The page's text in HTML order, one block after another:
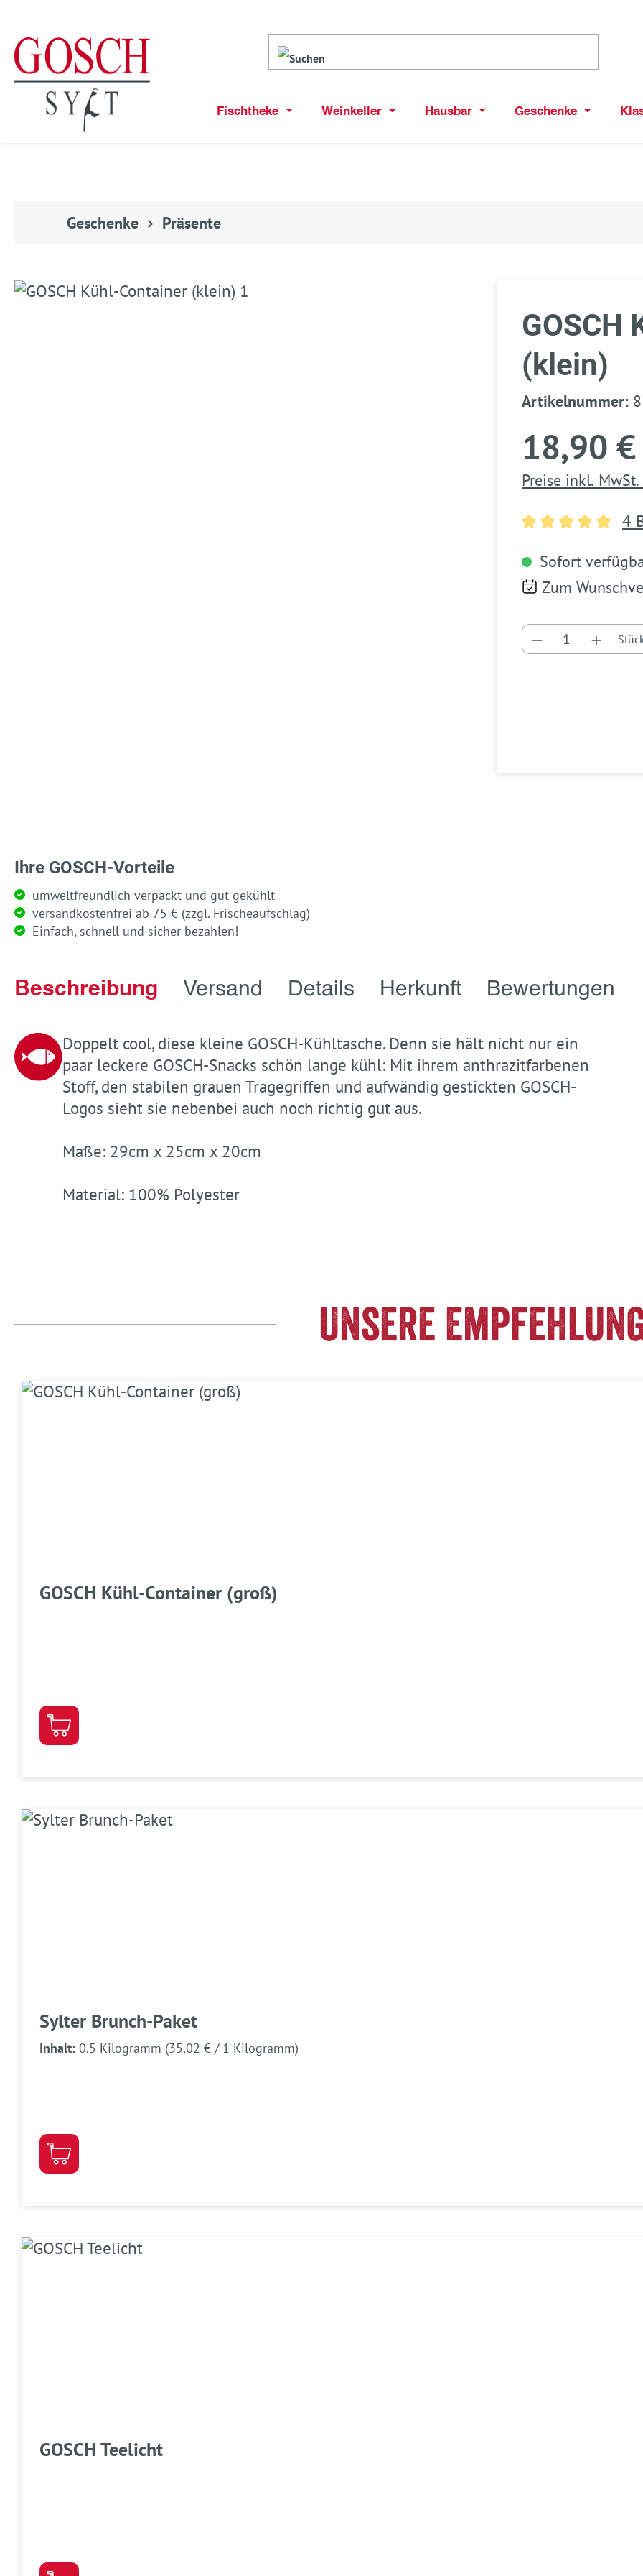
Fischtheke Weinkeller Hausbar Geschenke
Geschenke Präsente
Bildergalerie überspringen
GOSCH
(klein)
Artikelnummer:
18,90 €
Preise inkl.
4
Sofort
Zum
Produkt
Ihre GOSCH-Vorteile
umweltfreundlich verpackt und gut gekühlt
versandkostenfrei ab 75 € (zzgl. Frischeaufschlag)
Einfach, schnell und sicher bezahlen!
Beschreibung Versand Details Herkunft Bewertungen
Doppelt cool, diese kleine GOSCH-Kühltasche. Denn sie hält nicht nur ein
paar leckere GOSCH-Snacks schön lange kühl: Mit ihrem anthrazitfarbenen
Stoff, den stabilen grauen Tragegriffen und aufwändig gestickten GOSCH-
Logos sieht sie nebenbei auch noch richtig gut aus.
Maße: 29cm x 25cm x 20cm
Material: 100% Polyester
Unsere
Produktgalerie überspringen
GOSCH Kühl-Container (groß)
Sylter Brunch-Paket
Inhalt: 0.5 Kilogramm (35,02 € / 1 Kilogramm)
GOSCH Teelicht